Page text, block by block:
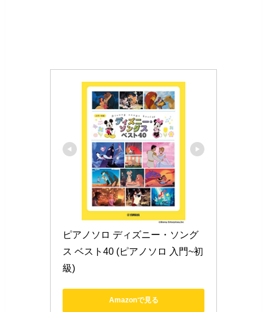
ピアノソロ ディズニー・ソング
ス ベスト40 (ピアノソロ 入門~初
級)
Amazonで見る